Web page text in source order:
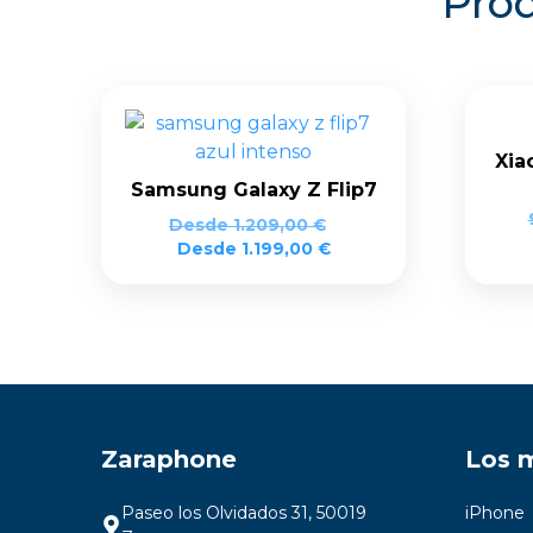
Samsung Galaxy Z Flip7
Desde1.209,00€
Desde 1.199,00 €
Zaraphone
Paseo los Olvidados 31, 50019
Los
iPhone